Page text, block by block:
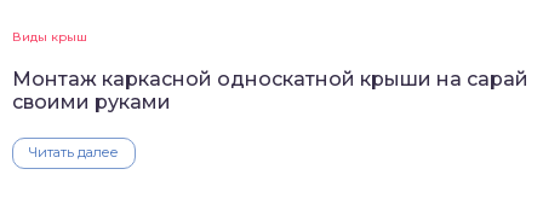
Виды крыш
Монтаж каркасной односкатной крыши на сарай
своими руками
Читать далее